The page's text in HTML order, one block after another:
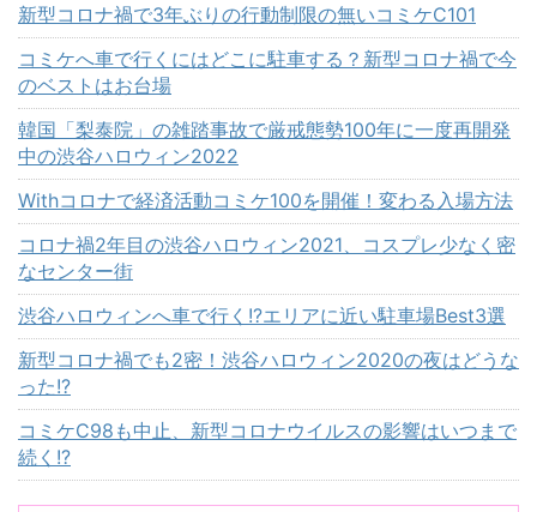
新型コロナ禍で3年ぶりの行動制限の無いコミケC101
コミケへ車で行くにはどこに駐車する？新型コロナ禍で今
のベストはお台場
韓国「梨泰院」の雑踏事故で厳戒態勢100年に一度再開発
中の渋谷ハロウィン2022
Withコロナで経済活動コミケ100を開催！変わる入場方法
コロナ禍2年目の渋谷ハロウィン2021、コスプレ少なく密
なセンター街
渋谷ハロウィンへ車で行く!?エリアに近い駐車場Best3選
新型コロナ禍でも2密！渋谷ハロウィン2020の夜はどうな
った!?
コミケC98も中止、新型コロナウイルスの影響はいつまで
続く!?